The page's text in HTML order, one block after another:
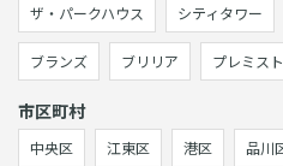
ザ・パークハウス シティタワー
ブランズ ブリリア プレミスト
市区町村
中央区 江東区 港区 品川